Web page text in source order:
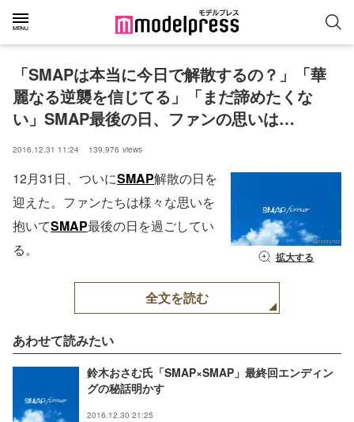
「SMAPは本当に今日で解散するの？」「華
麗なる逆襲を信じてる」「まだ諦めたくな
い」SMAP最後の日、ファンの思いは…
2016.12.31 11:24 139,976 views
拡大する
12月31日、ついにSMAP解散の日を
迎えた。ファンたちは様々な思いを
抱いてSMAP最後の日を過ごしてい
る。
全文を読む
あわせて読みたい
鈴木おさむ氏「SMAP×SMAP」最終回エンディン
グの秘話明かす
2016.12.30 21:25